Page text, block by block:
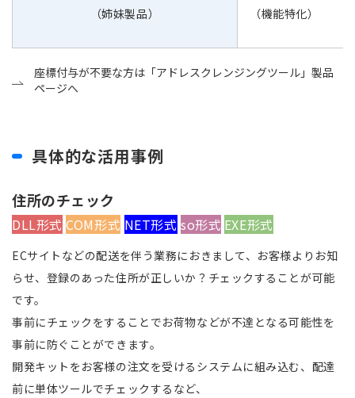
（姉妹製品）
（機能特化）
座標付与が不要な方は「アドレスクレンジングツール」製品
ページへ
具体的な活用事例
住所のチェック
DLL形式 COM形式 NET形式 so形式 EXE形式
ECサイトなどの配送を伴う業務におきまして、お客様よりお知
らせ、登録のあった住所が正しいか？チェックすることが可能
です。
事前にチェックをすることでお荷物などが不達となる可能性を
事前に防ぐことができます。
開発キットをお客様の注文を受けるシステムに組み込む、配達
前に単体ツールでチェックするなど、